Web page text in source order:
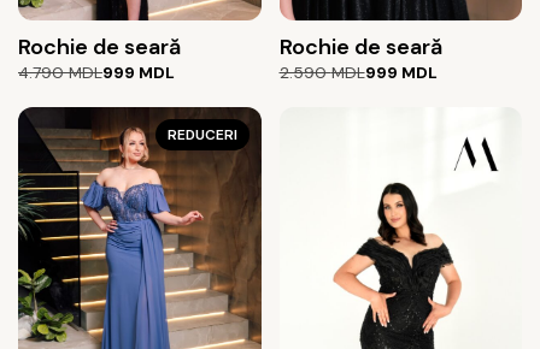
Rochie de seară
4.790MDL
Prețul
a
fost:
4.790 MDL.
999 MDL
Prețul
este:
999 MDL.
Rochie de seară
2.590MDL
Prețul
999 MDL
Prețul
REDUCERI